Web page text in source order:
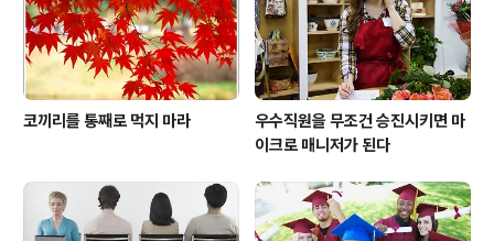
코끼리를 통째로 먹지 마라
우수직원을 무조건 승진시키면 마
이크로 매니저가 된다